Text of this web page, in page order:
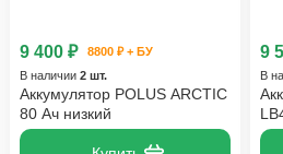
9 400 ₽
8800 ₽ + БУ
В наличии 2 шт.
Аккумулятор POLUS ARCTIC
80 Ач низкий
9
В